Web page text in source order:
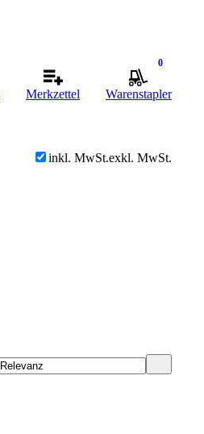
Merkzettel
0
Warenstapler
inkl. MwSt.exkl. MwSt.